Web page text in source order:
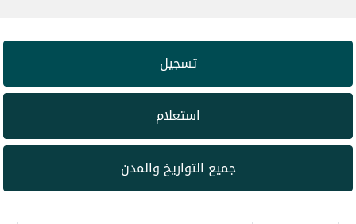
تسجيل
استعلام
جميع التواريخ والمدن